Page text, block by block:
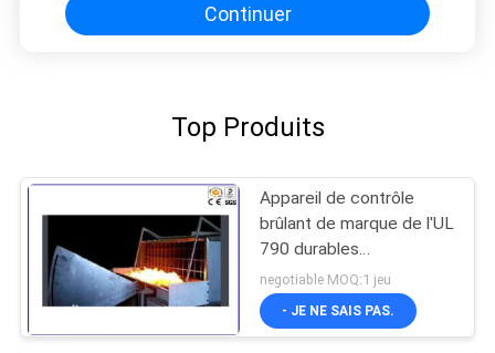
Continuer
Top Produits
Appareil de contrôle
brûlant de marque de l'UL
790 durables
d'équipement d'essai du
feu pour la diffusion de
pile solaire
negotiable MOQ:1 jeu
- JE NE SAIS PAS.